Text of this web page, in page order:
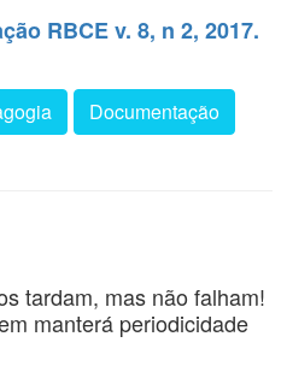
RBCE v. 8, n 2, 2017.
Documentação
tardam, mas não falham!
manterá periodicidade